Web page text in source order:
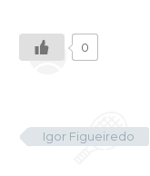
0
Igor Figueiredo